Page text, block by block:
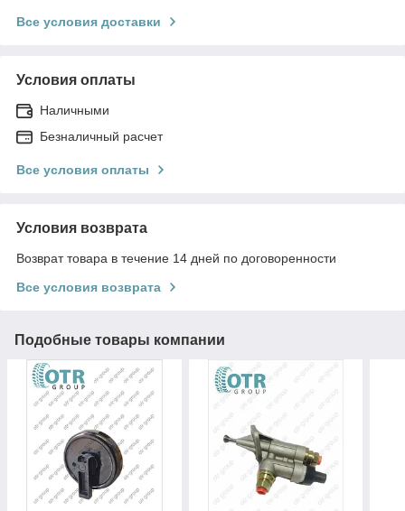
Все условия доставки
Условия оплаты
Наличными
Безналичный расчет
Все условия оплаты
Условия возврата
Возврат товара в течение 14 дней по договоренности
Все условия возврата
Подобные товары компании